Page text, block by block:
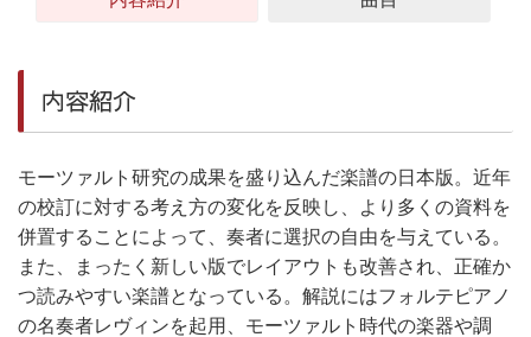
内容紹介
モーツァルト研究の成果を盛り込んだ楽譜の日本版。近年
の校訂に対する考え方の変化を反映し、より多くの資料を
併置することによって、奏者に選択の自由を与えている。
また、まったく新しい版でレイアウトも改善され、正確か
つ読みやすい楽譜となっている。解説にはフォルテピアノ
の名奏者レヴィンを起用、モーツァルト時代の楽器や調